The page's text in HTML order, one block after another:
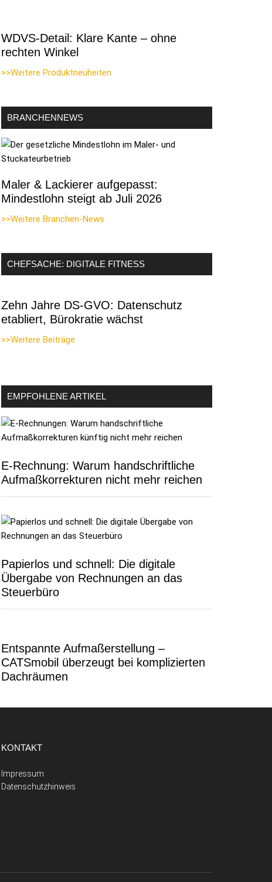
WDVS-Detail: Klare Kante – ohne
rechten Winkel
>>Weitere Produktneuheiten
BRANCHENNEWS
Maler & Lackierer aufgepasst:
Mindestlohn steigt ab Juli 2026
>>Weitere Branchen-News
CHEFSACHE: DIGITALE FITNESS
Zehn Jahre DS-GVO: Datenschutz
etabliert, Bürokratie wächst
>>Weitere Beiträge
EMPFOHLENE ARTIKEL
E-Rechnung: Warum handschriftliche
Aufmaßkorrekturen nicht mehr reichen
Papierlos und schnell: Die digitale
Übergabe von Rechnungen an das
Steuerbüro
Entspannte Aufmaßerstellung –
CATSmobil überzeugt bei komplizierten
Dachräumen
KONTAKT
Impressum
Datenschutzhinweis